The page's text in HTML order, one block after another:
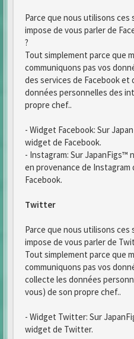
Parce que nous utilisons ces
impose de vous parler de
?
Tout simplement parce que
communiquons pas vos
des services de Facebook et
données personnelles des
propre chef..
- Widget Facebook: Sur
widget de Facebook.
- Instagram: Sur
en provenance de Instagram
Facebook.
Twitter
Parce que nous utilisons ces
impose de vous parler de
Tout simplement parce que
communiquons pas vos
collecte les données
vous) de son propre chef..
- Widget Twitter: Sur
widget de Twitter.